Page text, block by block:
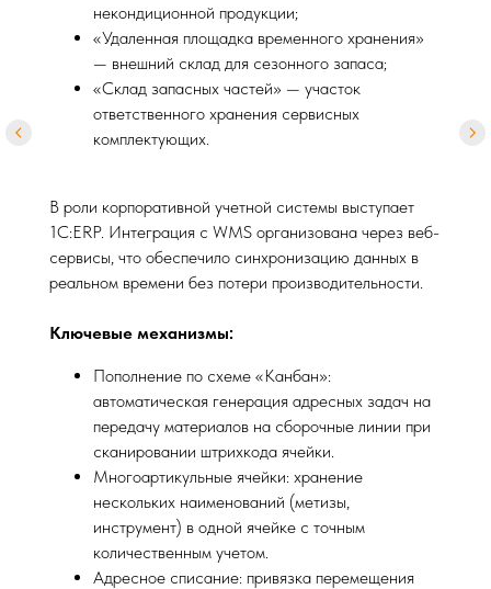
некондиционной продукции;
«Удаленная площадка временного хранения»
— внешний склад для сезонного запаса;
«Склад запасных частей» — участок
ответственного хранения сервисных
комплектующих.
В роли корпоративной учетной системы выступает
1С:ERP. Интеграция с WMS организована через веб-
сервисы, что обеспечило синхронизацию данных в
реальном времени без потери производительности.
Ключевые механизмы:
Пополнение по схеме «Канбан»:
автоматическая генерация адресных задач на
передачу материалов на сборочные линии при
сканировании штрихкода ячейки.
Многоартикульные ячейки: хранение
нескольких наименований (метизы,
инструмент) в одной ячейке с точным
количественным учетом.
Адресное списание: привязка перемещения